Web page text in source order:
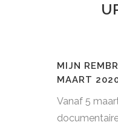
MIJN
MAART
Vanaf 5